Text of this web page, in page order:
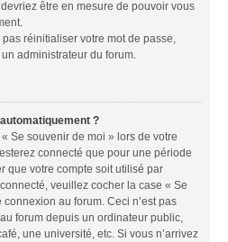
être en mesure de pouvoir vous
réinitialiser votre mot de passe,
administrateur du forum.
?
Se souvenir de moi » lors de votre
connecté que pour une période
que votre compte soit utilisé par
veuillez cocher la case « Se
au forum. Ceci n’est pas
forum depuis un ordinateur public,
une université, etc. Si vous n’arrivez